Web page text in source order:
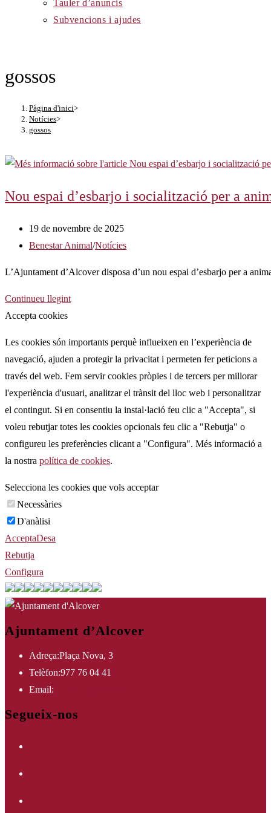
Tauler d’anuncis
Subvencions i ajudes
gossos
Pàgina d'inici>
Notícies>
gossos
Nou espai d’esbarjo i socialització per a
Entrada
publicada:
19 de novembre de 2025
Categoria
l'entrada:
Benestar Animal/Notícies
L’Ajuntament d’Alcover disposa d’un nou espai d’esbarjo per a
Continueu llegintNou
i
socialització
per
a
animals
domèstics
Accepta cookies
Les cookies són importants perquè influeixen en l’experiència de
navegació, ajuden a protegir la privacitat i permeten fer peticions a
través del web. Fem servir cookies pròpies i de tercers per millorar
l'experiència d'usuari, analitzar el trànsit del lloc web i personalitzar
el contingut. Si en consentiu la instal·lació feu clic a "Accepta", si
voleu rebutjar totes les cookies opcionals feu clic a "Rebutja" o
configureu les preferències clicant a "Configura". Més informació a
la nostra política de cookies.
Selecciona les cookies que vols acceptar
Necessàries
D'anàlisi
AcceptaDesa
Rebutja
Configura
Ajuntament d’Alcover
Adreça:Plaça Nova, 3
Telèfon:977 76 04 41
Email:
Segueix-nos